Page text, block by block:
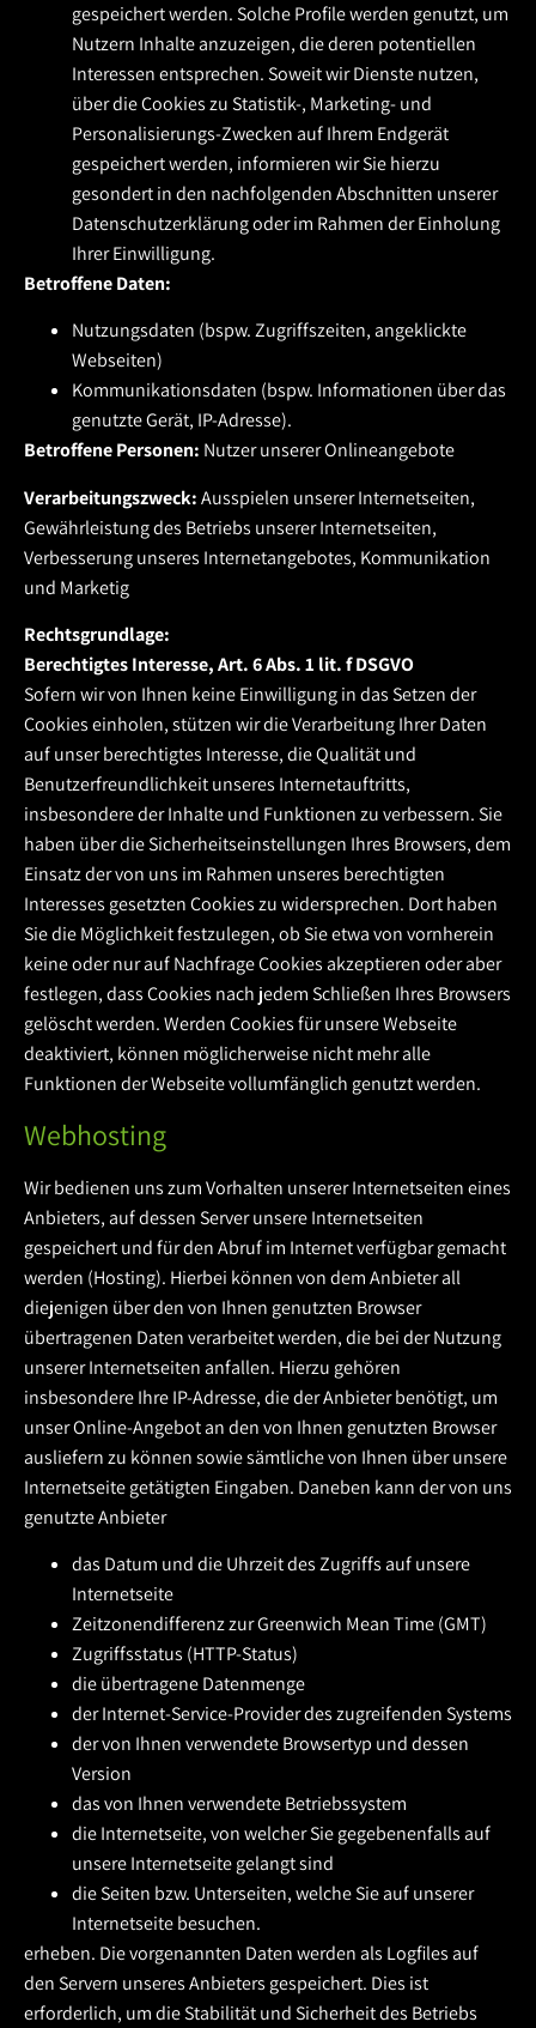
gespeichert werden. Solche Profile werden genutzt, um
Nutzern Inhalte anzuzeigen, die deren potentiellen
Interessen entsprechen. Soweit wir Dienste nutzen,
über die Cookies zu Statistik-, Marketing- und
Personalisierungs-Zwecken auf Ihrem Endgerät
gespeichert werden, informieren wir Sie hierzu
gesondert in den nachfolgenden Abschnitten unserer
Datenschutzerklärung oder im Rahmen der Einholung
Ihrer Einwilligung.
Betroffene Daten:
Nutzungsdaten (bspw. Zugriffszeiten, angeklickte
Webseiten)
Kommunikationsdaten (bspw. Informationen über das
genutzte Gerät, IP-Adresse).
Betroffene Personen: Nutzer unserer Onlineangebote
Verarbeitungszweck:Ausspielen unserer Internetseiten,
Gewährleistung des Betriebs unserer Internetseiten,
Verbesserung unseres Internetangebotes, Kommunikation
und Marketig
Rechtsgrundlage:
Berechtigtes Interesse, Art. 6 Abs. 1 lit. f DSGVO
Sofern wir von Ihnen keine Einwilligung in das Setzen der
Cookies einholen, stützen wir die Verarbeitung Ihrer Daten
auf unser berechtigtes Interesse, die Qualität und
Benutzerfreundlichkeit unseres Internetauftritts,
insbesondere der Inhalte und Funktionen zu verbessern. Sie
haben über die Sicherheitseinstellungen Ihres Browsers, dem
Einsatz der von uns im Rahmen unseres berechtigten
Interesses gesetzten Cookies zu widersprechen. Dort haben
Sie die Möglichkeit festzulegen, ob Sie etwa von vornherein
keine oder nur auf Nachfrage Cookies akzeptieren oder aber
festlegen, dass Cookies nach jedem Schließen Ihres Browsers
gelöscht werden. Werden Cookies für unsere Webseite
deaktiviert, können möglicherweise nicht mehr alle
Funktionen der Webseite vollumfänglich genutzt werden.
Webhosting
Wir bedienen uns zum Vorhalten unserer Internetseiten eines
Anbieters, auf dessen Server unsere Internetseiten
gespeichert und für den Abruf im Internet verfügbar gemacht
werden (Hosting). Hierbei können von dem Anbieter all
diejenigen über den von Ihnen genutzten Browser
übertragenen Daten verarbeitet werden, die bei der Nutzung
unserer Internetseiten anfallen. Hierzu gehören
insbesondere Ihre IP-Adresse, die der Anbieter benötigt, um
unser Online-Angebot an den von Ihnen genutzten Browser
ausliefern zu können sowie sämtliche von Ihnen über unsere
Internetseite getätigten Eingaben. Daneben kann der von uns
genutzte Anbieter
das Datum und die Uhrzeit des Zugriffs auf unsere
Internetseite
Zeitzonendifferenz zur Greenwich Mean Time (GMT)
Zugriffsstatus (HTTP-Status)
die übertragene Datenmenge
der Internet-Service-Provider des zugreifenden Systems
der von Ihnen verwendete Browsertyp und dessen
Version
das von Ihnen verwendete Betriebssystem
die Internetseite, von welcher Sie gegebenenfalls auf
unsere Internetseite gelangt sind
die Seiten bzw. Unterseiten, welche Sie auf unserer
Internetseite besuchen.
erheben. Die vorgenannten Daten werden als Logfiles auf
den Servern unseres Anbieters gespeichert. Dies ist
erforderlich, um die Stabilität und Sicherheit des Betriebs